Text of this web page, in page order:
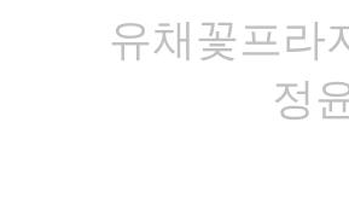
프라자 영
수 대